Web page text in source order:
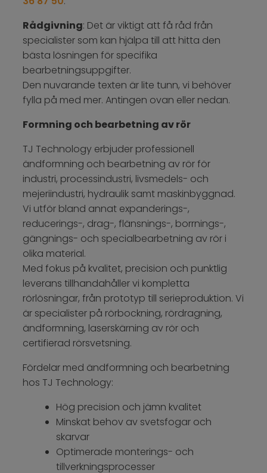
Rådgivning: Det är viktigt att få råd från
specialister som kan hjälpa till att hitta den
bästa lösningen för specifika
bearbetningsuppgifter.
Den nuvarande texten är lite tunn, vi behöver
fylla på med mer. Antingen ovan eller nedan.
Formning och bearbetning av rör
TJ Technology erbjuder professionell
ändformning och bearbetning av rör för
industri, processindustri, livsmedels- och
mejeriindustri, hydraulik samt maskinbyggnad.
Vi utför bland annat expanderings-,
reducerings-, drag-, flänsnings-, borrnings-,
gängnings- och specialbearbetning av rör i
olika material.
Med fokus på kvalitet, precision och punktlig
leverans tillhandahåller vi kompletta
rörlösningar, från prototyp till serieproduktion. Vi
är specialister på rörbockning, rördragning,
ändformning, laserskärning av rör och
certifierad rörsvetsning.
Fördelar med ändformning och bearbetning
hos TJ Technology:
Hög precision och jämn kvalitet
Minskat behov av svetsfogar och
skarvar
Optimerade monterings- och
tillverkningsprocesser